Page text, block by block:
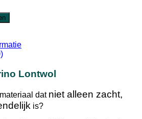
Lontwol
dat niet alleen zacht,
is?